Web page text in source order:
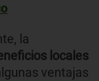
la
locales
ventajas